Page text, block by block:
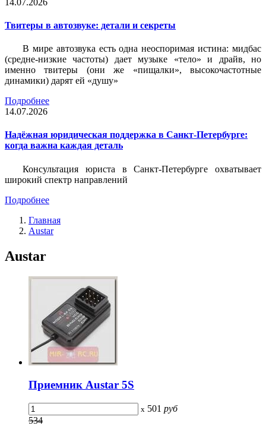
Твитеры в автозвуке: детали и секреты
В мире автозвука есть одна неоспоримая истина: мидбас
(средне-низкие частоты) дает музыке «тело» и драйв, но
именно твитеры (они же «пищалки», высокочастотные
динамики) дарят ей «душу»
Подробнее
14.07.2026
Надёжная юридическая поддержка в Санкт-Петербурге:
когда важна каждая деталь
Консультация юриста в Санкт-Петербурге охватывает
широкий спектр направлений
Подробнее
Главная
Austar
Austar
Приемник Austar 5S
x 501 руб
534